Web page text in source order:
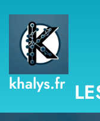
content
khalys.fr